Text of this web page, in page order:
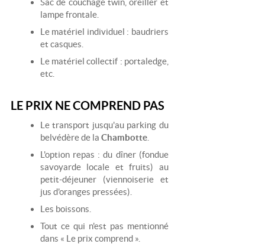
Sac de couchage twin, oreiller et
lampe frontale.
Le matériel individuel : baudriers
et casques.
Le matériel collectif : portaledge,
etc.
LE PRIX NE COMPREND PAS
Le transport jusqu'au parking du
belvédère de la Chambotte.
L'option repas : du dîner (fondue
savoyarde locale et fruits) au
petit-déjeuner (viennoiserie et
jus d'oranges pressées).
Les boissons.
Tout ce qui n'est pas mentionné
dans « Le prix comprend ».